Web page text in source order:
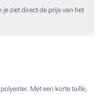
ziet direct de prijs van het
Met een korte taille,